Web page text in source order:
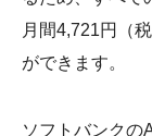
月間4,721円（
ができます。
ソフトバンクの